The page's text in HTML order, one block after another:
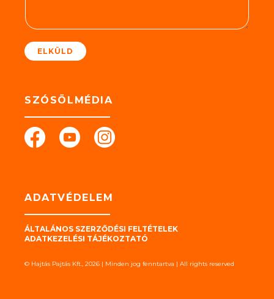
t
ELKÜLD
SZÓSÖLMÉDIA
ADATVÉDELEM
ÁLTALÁNOS SZERZŐDÉSI FELTÉTELEK
ADATKEZELÉSI TÁJÉKOZTATÓ
© Hajtás Pajtás Kft., 2026 | Minden jog fenntartva | All rights reserved